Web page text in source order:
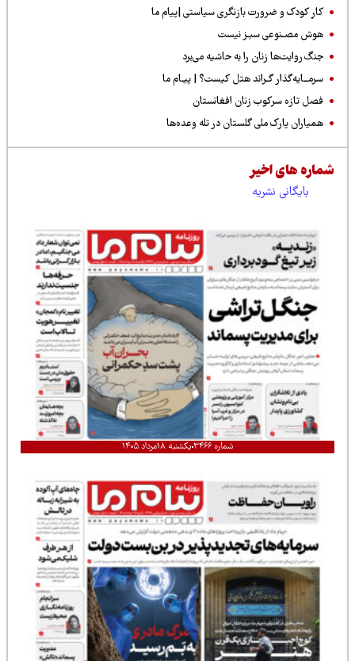
کارِ کودک و ضرورت بازنگری سیاستی |پیام ما
هوش مصـنوعی سبـز نیست
جنگ روایت‌‌ها زنان را به حاشیه می‌برد
سرمــایه‌گذار گـراند هتل کیست؟ | پیـام ما
فصل تازه سرکوب زنان افغانستان
همیاران پارک ملی گلستان در تله وعده‌ها
شماره های اخیر
بایگانی نشریه
شماره ۳۴۶۶ یکشنبه ۱۸مرداد ۱۴۰۵